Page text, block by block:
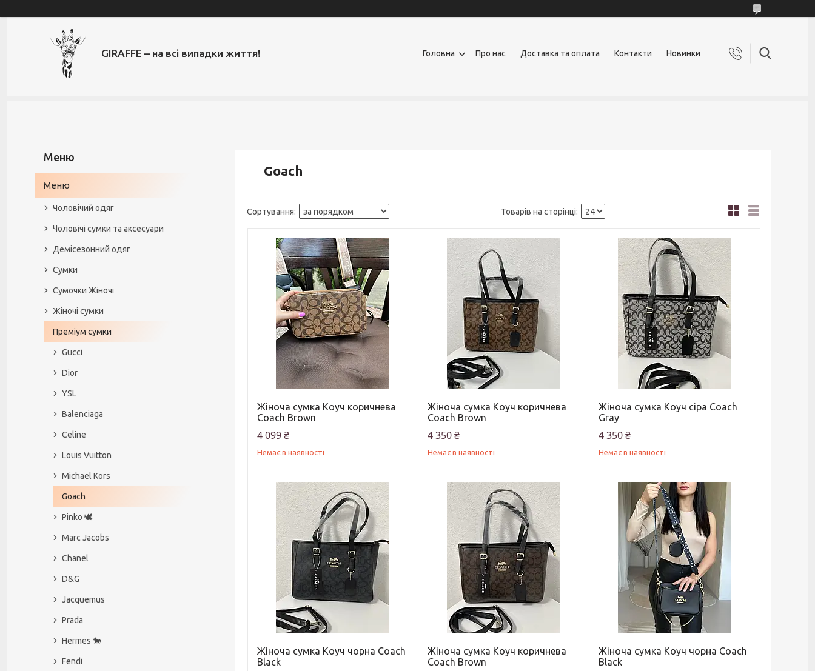
GIRAFFE – на всі випадки життя! Головна Про нас Доставка та оплата Контакти Новинки
Goach
Жіноча сумка Коуч коричнева
Coach Brown
4 099 ₴
Немає в наявності
Жіноча сумка Коуч коричнева
Coach Brown
4 350 ₴
Немає в наявності
Жіноча сумка Коуч сіра Coach
Gray
4 350 ₴
Немає в наявності
Жіноча сумка Коуч чорна Coach
Black
Жіноча сумка Коуч коричнева
Coach Brown
Жіноча сумка Коуч чорна Coach
Black
Меню
Чоловічий одяг
Чоловічі сумки та аксесуари
Демісезонний одяг
Сумки
Сумочки Жіночі
Жіночі сумки
Преміум сумки
Gucci
Dior
YSL
Balenciaga
Celine
Louis Vuitton
Michael Kors
Goach
Pinko 🕊️
Marc Jacobs
Chanel
D&G
Jacquemus
Prada
Hermes 🐎
Fendi